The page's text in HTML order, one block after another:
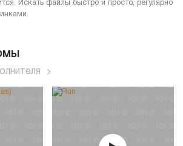
Искать файлы быстро и просто, регулярно